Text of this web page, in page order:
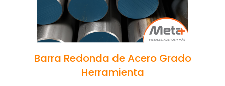
Barra Redonda de Acero Grado
Herramienta